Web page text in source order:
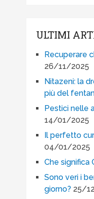
ULTIMI
Recuperare
26/11/2025
Nitazeni: la
più del
Pestici nelle
14/01/2025
Il perfetto
04/01/2025
Che significa
Sono veri i
giorno? 25/